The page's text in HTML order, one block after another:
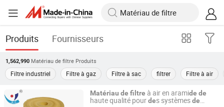
Produits Fournisseurs
1,562,990 Matériau de filtre Produits
Filtre industriel Filtre à gaz Filtre à sac filtrer Filtre à air
Matériau de filtre à air en aramide de
haute qualité pourdes systèmesde
Jiangsu Blue Sky Environmental Protection Group Co.,